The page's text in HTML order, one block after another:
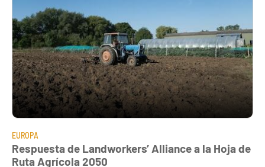
EUROPA
Respuesta de Landworkers’ Alliance a la Hoja de
Ruta Agrícola 2050